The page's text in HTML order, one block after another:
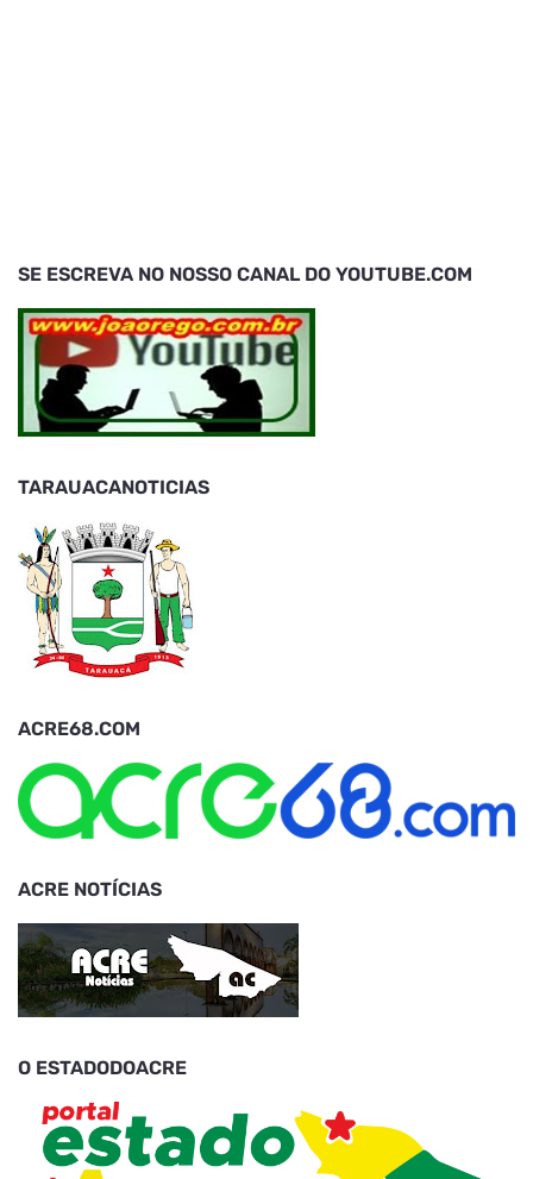
SE ESCREVA NO NOSSO CANAL DO YOUTUBE.COM
TARAUACANOTICIAS
ACRE68.COM
ACRE NOTÍCIAS
O ESTADODOACRE